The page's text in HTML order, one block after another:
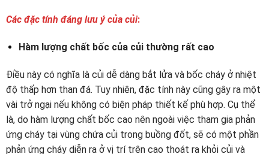
Các đặc tính đáng lưu ý của củi:
Hàm lượng chất bốc của củi thường rất cao
Điều này có nghĩa là củi dễ dàng bắt lửa và bốc cháy ở nhiệt
độ thấp hơn than đá. Tuy nhiên, đặc tính này cũng gây ra một
vài trở ngại nếu không có biện pháp thiết kế phù hợp. Cụ thể
là, do hàm lượng chất bốc cao nên ngoài việc tham gia phản
ứng cháy tại vùng chứa củi trong buồng đốt, sẽ có một phần
phản ứng cháy diễn ra ở vị trí trên cao thoát ra khỏi củi và